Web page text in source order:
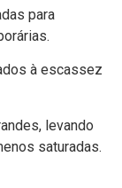
para
à escassez
levando
saturadas.